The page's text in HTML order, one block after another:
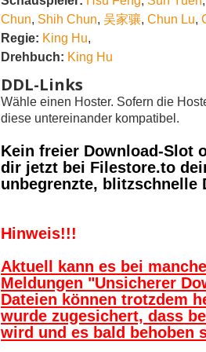
Chun, Shih Chun, 吴家骧, Chun Lu,
Regie: King Hu,
Drehbuch: King Hu
DDL-Links
Wähle einen Hoster. Sofern die
diese untereinander kompatibel.
Kein freier Download-Slot
dir jetzt bei Filestore.to
unbegrenzte, blitzschnelle
Hinweis!!!
Aktuell kann es bei
Meldungen "Unsicherer
Dateien können trotzdem
wurde zugesichert, dass
wird und es bald behoben